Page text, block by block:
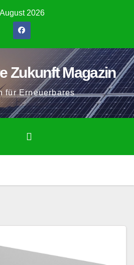
2026
Zukunft Magazin
für Erneuerbares